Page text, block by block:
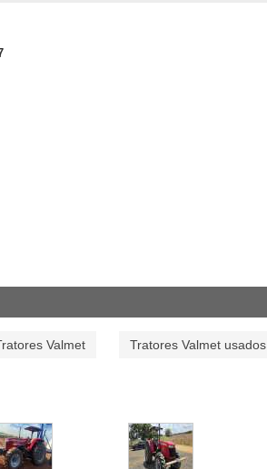
Valmet Tratores Valmet usados